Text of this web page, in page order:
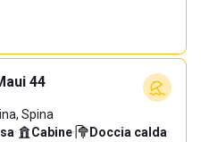
44
Spina
· Cabine· Doccia calda·